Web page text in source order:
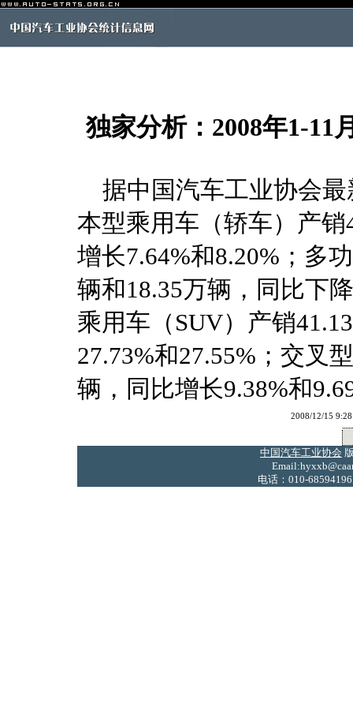
独家分析：2008年1-11
据中国汽车工业协会最
本型乘用车（轿车）产销
增长7.64%和8.20%；多
辆和18.35万辆，同比下
乘用车（SUV）产销
27.73%和27.55%；交叉
辆，同比增长9.38%和
2008/12/15
中国汽车工业协会
电话：010-